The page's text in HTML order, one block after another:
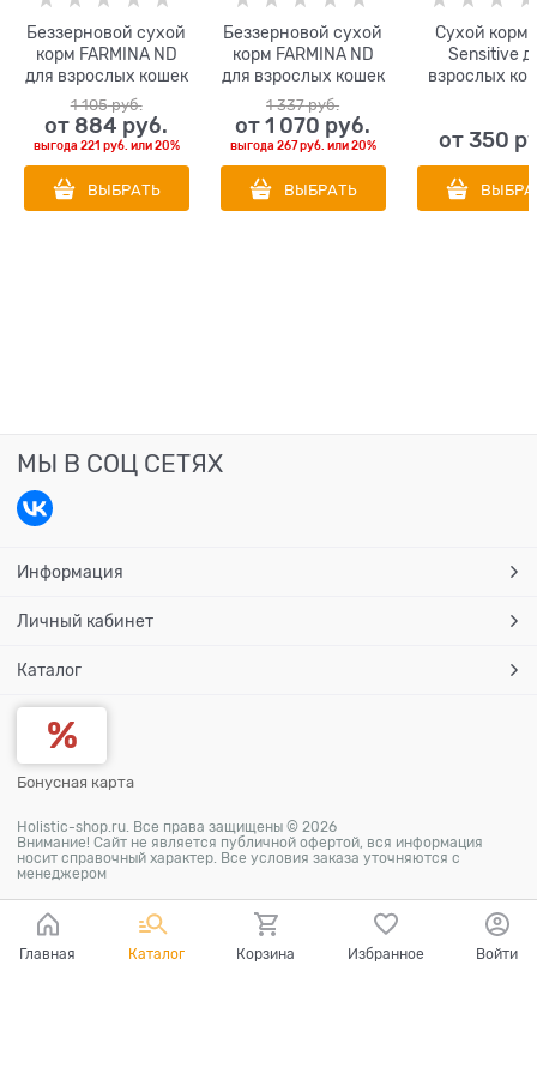
Беззерновой cухой
корм FARMINA ND
для взрослых кошек
с ягненком с
черникой
1 105 руб.
от 884 руб.
выгода 221 руб. или20%
ВЫБРАТЬ
Беззерновой cухой
корм FARMINA ND
для взрослых кошек
с олениной, тыквой
и яблоком
1 337 руб.
от1 070 руб.
выгода 267 руб. или20%
ВЫБРАТЬ
Сухой корм
Sensitive
взрослых
говядиной
Adult Cats All
от350
МЫ В СОЦ СЕТЯХ
Информация
Личный кабинет
Каталог
Бонусная карта
Holistic-shop.ru. Все права защищены © 2026
Внимание! Сайт не является публичной офертой, вся информация
носит справочный характер. Все условия заказа уточняются с
менеджером
Главная Каталог Корзина Избранное Войти